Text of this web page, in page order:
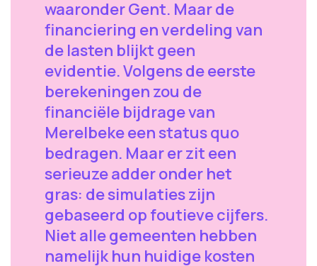
waaronder Gent. Maar de
financiering en verdeling van
de lasten blijkt geen
evidentie. Volgens de eerste
berekeningen zou de
financiële bijdrage van
Merelbeke een status quo
bedragen. Maar er zit een
serieuze adder onder het
gras: de simulaties zijn
gebaseerd op foutieve cijfers.
Niet alle gemeenten hebben
namelijk hun huidige kosten